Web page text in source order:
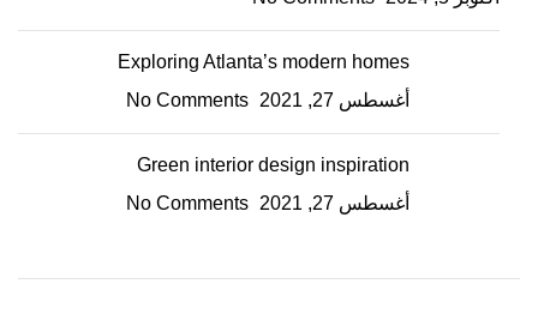
Exploring Atlanta’s modern homes
أغسطس 27, 2021
No Comments
Green interior design inspiration
أغسطس 27, 2021
No Comments